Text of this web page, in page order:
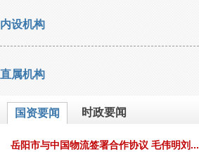
内设机构
直属机构
国资要闻 时政要闻
岳阳市与中国物流签署合作协议 毛伟明刘...